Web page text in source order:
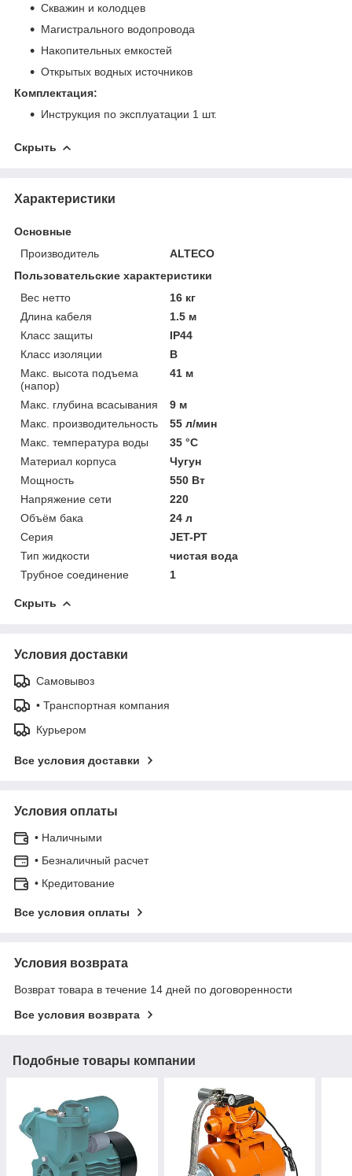
Скважин и колодцев
Магистрального водопровода
Накопительных емкостей
Открытых водных источников
Комплектация:
Инструкция по эксплуатации 1 шт.
Скрыть
Характеристики
Основные
Производитель
ALTECO
Пользовательские характеристики
Вес нетто
16 кг
Длина кабеля
1.5 м
Класс защиты
IP44
Класс изоляции
B
Макс. высота подъема
(напор)
41 м
Макс. глубина всасывания
9 м
Макс. производительность
55 л/мин
Макс. температура воды
35 °C
Материал корпуса
Чугун
Мощность
550 Вт
Напряжение сети
220
Объём бака
24 л
Серия
JET-PT
Тип жидкости
чистая вода
Трубное соединение
1
Скрыть
Условия доставки
Самовывоз
• Транспортная компания
Курьером
Все условия доставки
Условия оплаты
• Наличными
• Безналичный расчет
• Кредитование
Все условия оплаты
Условия возврата
Возврат товара в течение 14 дней по договоренности
Все условия возврата
Подобные товары компании